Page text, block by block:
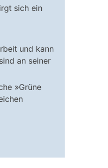
sich ein
und kann
an seiner
»Grüne